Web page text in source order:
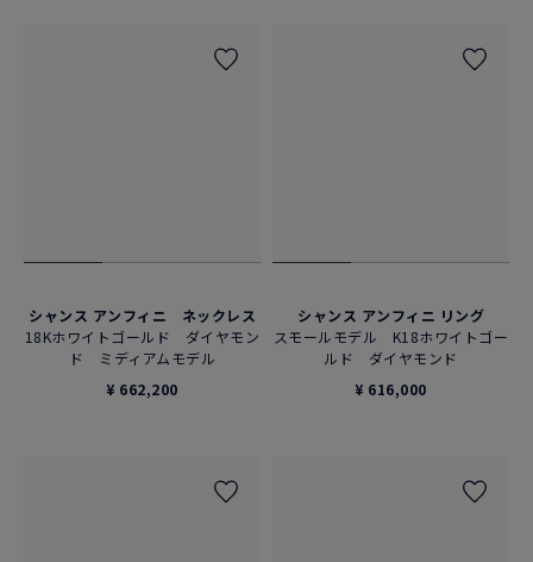
シャンス アンフィニ ネックレス
18Kホワイトゴールド ダイヤモン
ド ミディアムモデル
¥ 662,200
シャンス アンフィニ リング
スモールモデル K18ホワイトゴー
ルド ダイヤモンド
¥ 616,000